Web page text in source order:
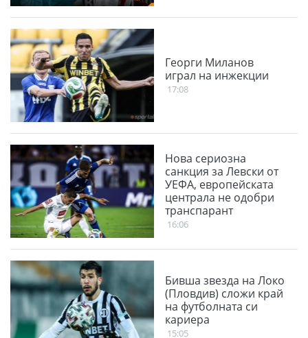
Георги Миланов
играл на инжекции
17:08
Нова сериозна
санкция за Левски от
УЕФА, европейската
централа не одобри
транспарант
16:06
Бивша звезда на Локо
(Пловдив) сложи край
на футболната си
кариера
15:05